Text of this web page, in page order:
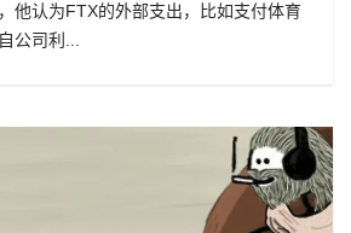
他认为FTX的外部支出，比如支付体育
公司利...